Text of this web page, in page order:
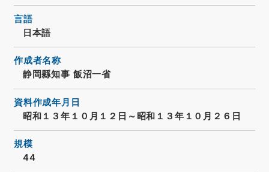
言語
日本語
作成者名称
静岡縣知事 飯沼一省
資料作成年月日
昭和１３年１０月１２日～昭和１３年１０月２６日
規模
44